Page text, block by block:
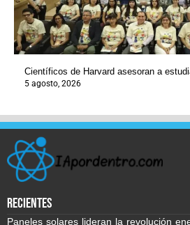
Científicos de Harvard asesoran a
5 agosto, 2026
recientes